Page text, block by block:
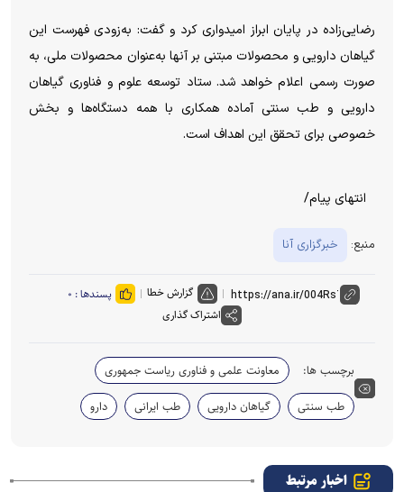
رضایی‌زاده در پایان ابراز امیدواری کرد و گفت: به‌‍‌زودی فهرست این
گیاهان دارویی و محصولات مبتنی بر آنها به‌عنوان محصولات ملی، به
صورت رسمی اعلام خواهد شد. ستاد توسعه علوم و فناوری گیاهان
دارویی و طب سنتی آماده همکاری با همه دستگاه‌ها و بخش
خصوصی برای تحقق این اهداف است.
انتهای پیام/
منبع: خبرگزاری آنا
گزارش خطا پسندها : ۰
اشتراک گذاری
برچسب ها:
معاونت علمی و فناوری ریاست جمهوری
طب سنتی
گیاهان دارویی طب ایرانی دارو
اخبار مرتبط